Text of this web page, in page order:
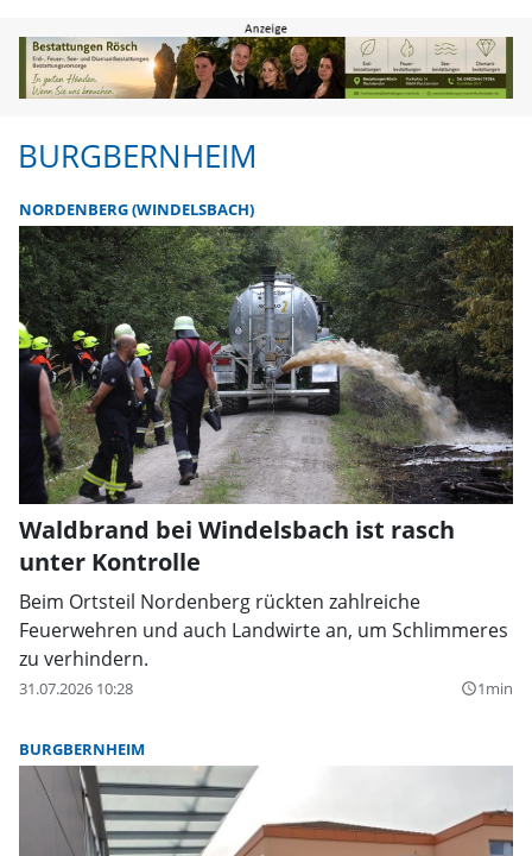
Burgbernheim | FLZ.de
BURGBERNHEIM
NORDENBERG (WINDELSBACH)
Waldbrand bei Windelsbach ist rasch
unter Kontrolle
Beim Ortsteil Nordenberg rückten zahlreiche
Feuerwehren und auch Landwirte an, um Schlimmeres
zu verhindern.
31.07.2026 10:28 query_builder1min
BURGBERNHEIM